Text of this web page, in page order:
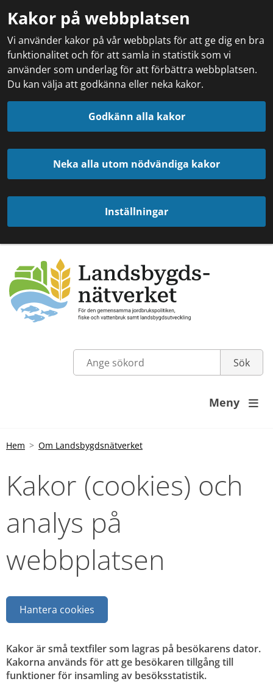
Kakor på webbplatsen
Vi använder kakor på vår webbplats för att ge dig en bra
funktionalitet och för att samla in statistik som vi
använder som underlag för att förbättra webbplatsen.
Du kan välja att godkänna eller neka kakor.
Godkänn alla kakor
Neka alla utom nödvändiga kakor
Inställningar
Meny 
Hem Om Landsbygdsnätverket
Kakor (cookies) och
analys på
webbplatsen
Hantera cookies
Kakor är små textfiler som lagras på besökarens dator.
Kakorna används för att ge besökaren tillgång till
funktioner för insamling av besöksstatistik.